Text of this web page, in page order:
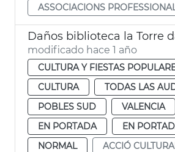
ASSOCIACIONS
Daños biblioteca la Torre
modificado hace 1 año
CULTURA Y FIESTAS
CULTURA
TODAS LAS
POBLES SUD
VALENCIA
EN PORTADA
EN
NORMAL
ACCIÓ